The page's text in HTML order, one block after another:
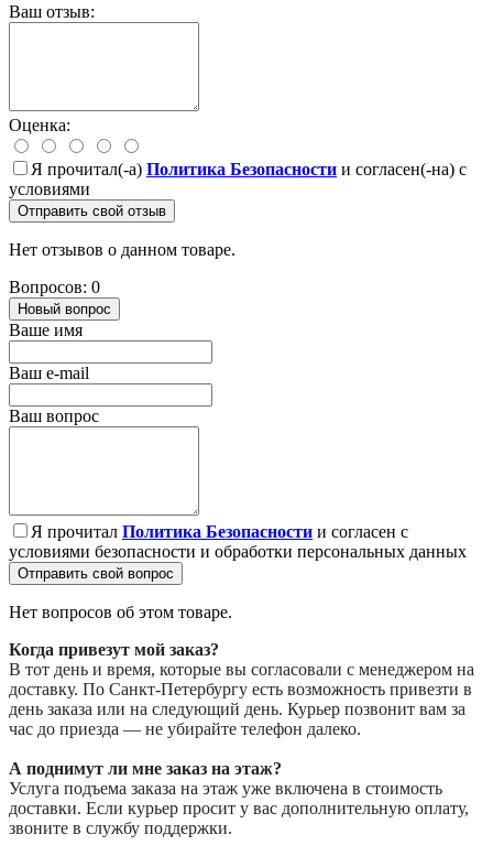
Ваш отзыв:
Оценка:
Я прочитал(-а) Политика Безопасности и согласен(-на) с
условиями
Отправить свой отзыв
Нет отзывов о данном товаре.
Вопросов: 0
Новый вопрос
Ваше имя
Ваш e-mail
Ваш вопрос
Я прочитал Политика Безопасности и согласен с
условиями безопасности и обработки персональных данных
Отправить свой вопрос
Нет вопросов об этом товаре.
Когда привезут мой заказ?
В тот день и время, которые вы согласовали с менеджером на
доставку. По Санкт-Петербургу есть возможность привезти в
день заказа или на следующий день. Курьер позвонит вам за
час до приезда — не убирайте телефон далеко.
А поднимут ли мне заказ на этаж?
Услуга подъема заказа на этаж уже включена в стоимость
доставки. Если курьер просит у вас дополнительную оплату,
звоните в службу поддержки.